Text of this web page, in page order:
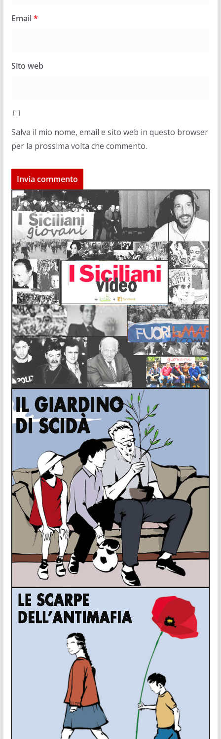
Email*
Sito web
Salva il mio nome, email e sito web in questo browser
per la prossima volta che commento.